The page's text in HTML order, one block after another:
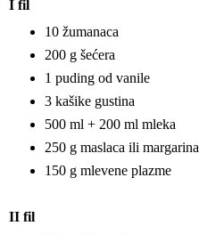
I fil
10 žumanaca
200 g šećera
1 puding od vanile
3 kašike gustina
500 ml + 200 ml mleka
250 g maslaca ili margarina
150 g mlevene plazme
II fil